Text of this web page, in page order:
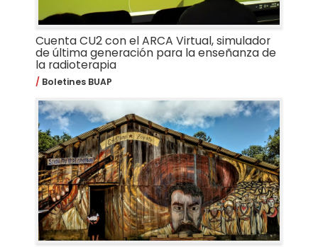
Cuenta CU2 con el ARCA Virtual, simulador
de última generación para la enseñanza de
la radioterapia
Boletines BUAP